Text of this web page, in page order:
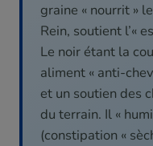
graine « nourrit »
Rein, soutient l’«
Le noir étant la
aliment « anti-
et un soutien des
du terrain. Il «
(constipation «